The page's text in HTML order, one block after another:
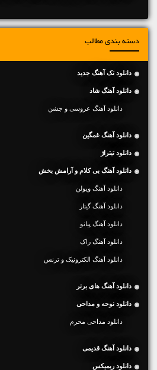
دسته بندی مطالب
دانلود تک آهنگ جدید
دانلود آهنگ شاد
دانلود آهنگ عروسی و جشن
دانلود آهنگ غمگین
دانلود تیتراژ
دانلود آهنگ بی کلام و آرامش بخش
دانلود آهنگ ویولن
دانلود آهنگ گیتار
دانلود آهنگ پیانو
دانلود آهنگ راک
دانلود آهنگ الکترونیک و ترنس
دانلود آهنگ های برتر
دانلود نوحه و مداحی
دانلود مداحی محرم
دانلود آهنگ قدیمی
دانلود ریمیکس